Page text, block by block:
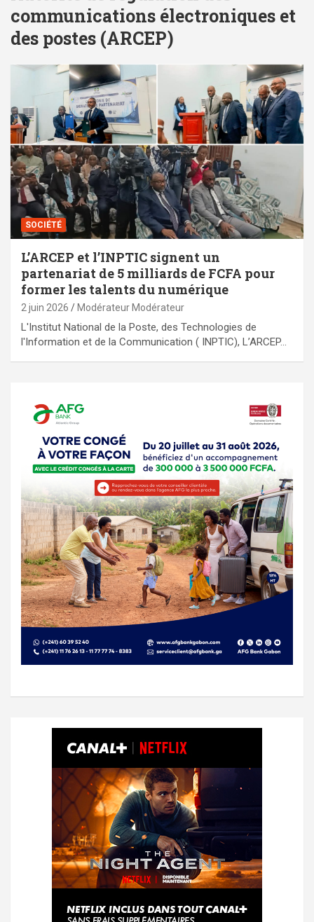
communications électroniques et
des postes (ARCEP)
SOCIÉTÉ
L’ARCEP et l’INPTIC signent un
partenariat de 5 milliards de FCFA pour
former les talents du numérique
2 juin 2026 Modérateur Modérateur
L'Institut National de la Poste, des Technologies de
l'Information et de la Communication ( INPTIC), L’ARCEP…